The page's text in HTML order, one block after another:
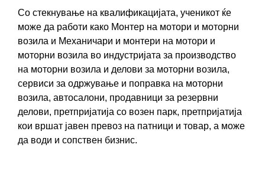
Со стекнување на квалификацијатa, ученикот ќе
може да работи како Монтер на мотори и моторни
возила и Механичари и монтери на мотори и
моторни возила во индустријата за производство
на моторни возила и делови за моторни возила,
сервиси за одржување и поправка на моторни
возила, автосалони, продавници за резервни
делови, претпријатија со возен парк, претпријатија
кои вршат јавен превоз на патници и товар, а може
да води и сопствен бизнис.